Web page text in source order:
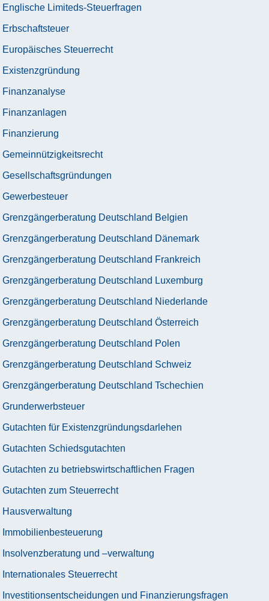
Englische Limiteds-Steuerfragen
Erbschaftsteuer
Europäisches Steuerrecht
Existenzgründung
Finanzanalyse
Finanzanlagen
Finanzierung
Gemeinnützigkeitsrecht
Gesellschaftsgründungen
Gewerbesteuer
Grenzgängerberatung Deutschland Belgien
Grenzgängerberatung Deutschland Dänemark
Grenzgängerberatung Deutschland Frankreich
Grenzgängerberatung Deutschland Luxemburg
Grenzgängerberatung Deutschland Niederlande
Grenzgängerberatung Deutschland Österreich
Grenzgängerberatung Deutschland Polen
Grenzgängerberatung Deutschland Schweiz
Grenzgängerberatung Deutschland Tschechien
Grunderwerbsteuer
Gutachten für Existenzgründungsdarlehen
Gutachten Schiedsgutachten
Gutachten zu betriebswirtschaftlichen Fragen
Gutachten zum Steuerrecht
Hausverwaltung
Immobilienbesteuerung
Insolvenzberatung und –verwaltung
Internationales Steuerrecht
Investitionsentscheidungen und Finanzierungsfragen